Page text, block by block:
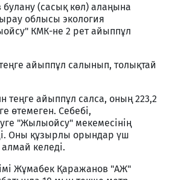
булану (сасық көл) алаңына
облысы экология
КМК-не 2 рет айыппұл
айыппұл салынып, толықтай
теңге айыппұл салса, оның 223,2
өтемеген. Себебі,
"Жылыойсу" мекемесінің
Оны құзырлы орындар үш
келеді.
Жұмабек Қаражанов "АЖ"